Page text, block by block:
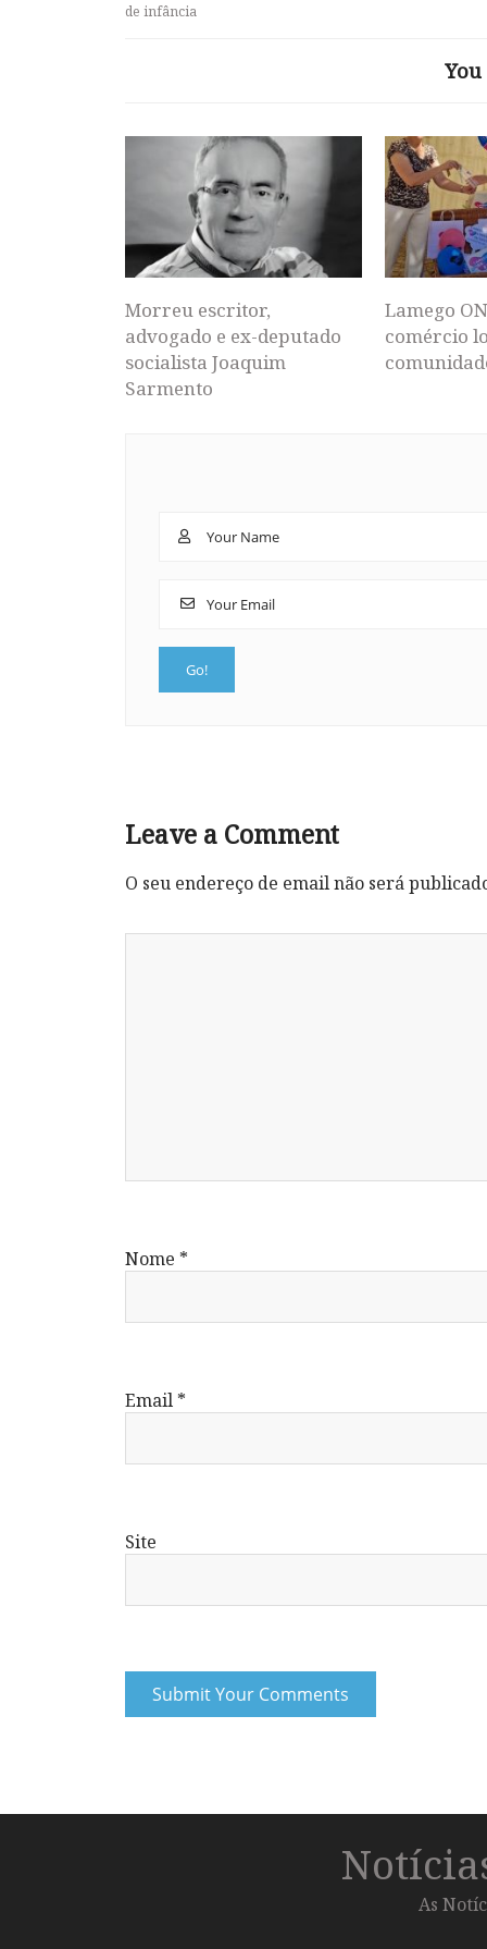
de infância
Morreu escritor,
advogado e ex-deputado
socialista Joaquim
Sarmento
Lamego
comércio
Leave a Comment
O seu endereço de email não será
Nome *
Email *
Site
As